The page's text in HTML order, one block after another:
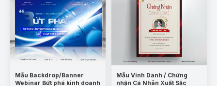
phong cách sự kiện kinh tế.
Ứng dụng thực tế:
Hội nghị xúc tiến thương mại cấp tỉnh, thành phố.
Sự kiện kết nối doanh nghiệp – nhà đầu tư.
Lễ ký kết hợp tác kinh tế – thương mại.
Mẫu Backdrop/Banner
Webinar Bứt phá kinh doanh
Mẫu Vinh Danh / Chứng
nhận Cá Nhân Xuất Sắc